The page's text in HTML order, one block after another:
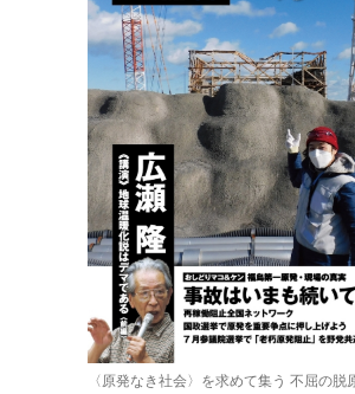
〈原発なき社会〉を求めて集う 不屈の脱